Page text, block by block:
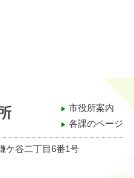
市役所案内
各課のページ
ケ谷二丁目6番1号